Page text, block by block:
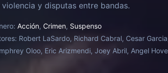
violencia y disputas entre bandas.
Acción, Crimen, Suspenso
Robert LaSardo, Richard Cabral, Cesar
Oloo, Eric Arizmendi, Joey Abril, Angel